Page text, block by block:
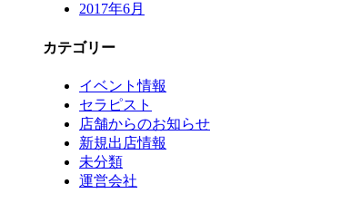
2017年6月
カテゴリー
イベント情報
セラピスト
店舗からのお知らせ
新規出店情報
未分類
運営会社